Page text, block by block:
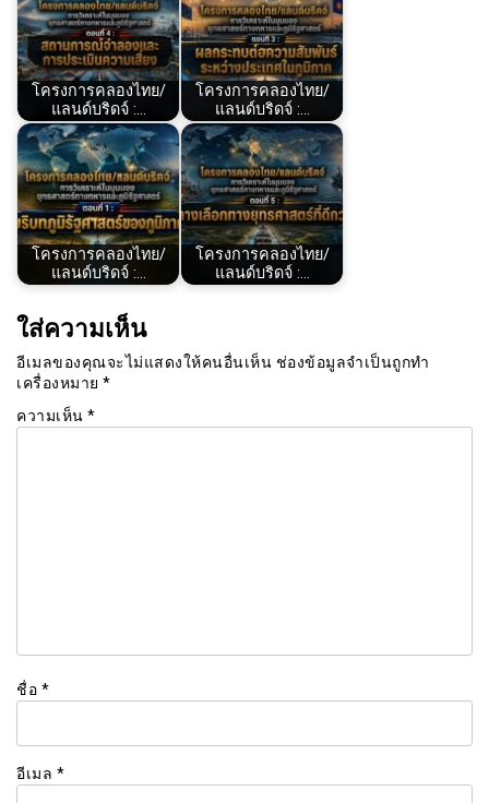
โครงการคลองไทย/
แลนด์บริดจ์ :…
โครงการคลองไทย/
แลนด์บริดจ์ :…
โครงการคลองไทย/
แลนด์บริดจ์ :…
โครงการคลองไทย/
แลนด์บริดจ์ :…
ใส่ความเห็น
อีเมลของคุณจะไม่แสดงให้คนอื่นเห็น ช่องข้อมูลจำเป็นถูกทำ
เครื่องหมาย *
ความเห็น *
ชื่อ *
อีเมล *